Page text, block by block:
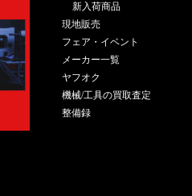
新入荷商品
現地販売
フェア・イベント
メーカー一覧
ヤフオク
機械/工具の買取査定
整備録